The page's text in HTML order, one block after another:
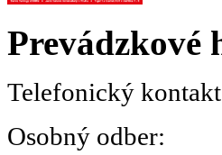
Prevádzkové
Telefonický
Osobný odber: